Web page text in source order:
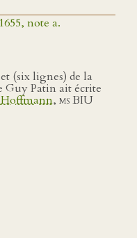
note a.
(six lignes) de la
Guy Patin ait écrite
, ms BIU